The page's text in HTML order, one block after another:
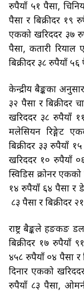
रुपैयाँ ५१ पैसा,
पैसा र बिक्रीदर १९
एकको खरिददर ३७
पैसा, कतारी
बिक्रीदर ३८ रुपैयाँ
केन्द्रीय बैङ्कका
३२ पैसा र बिक्रीदर
खरिददर ३८ रुपैयाँ
मलेसियन रिङ्गेट
बिक्रीदर ३३ रुपैयाँ
खरिददर १० रुपैयाँ
स्विडिस क्रोनर
१४ रुपैयाँ ६४ पैसा र
८३ पैसा र बिक्रीदर
राष्ट्र बैङ्कले हङकङ
बिक्रीदर १७ रुपैयाँ
४५८ रुपैयाँ ०४ पैसा र
दिनार एकको
रुपैयाँ ८३ पैसा,